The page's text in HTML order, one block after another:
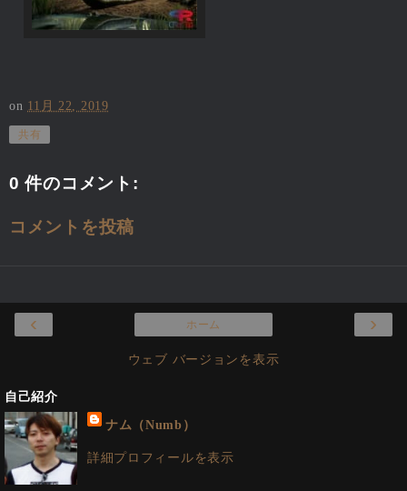
on 11月 22, 2019
共有
0 件のコメント:
コメントを投稿
‹ ›
ホーム
ウェブ バージョンを表示
自己紹介
ナム（Numb）
詳細プロフィールを表示